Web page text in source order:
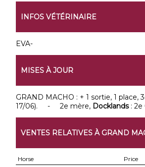
INFOS VÉTÉRINAIRE
EVA-
MISES À JOUR
GRAND MACHO : + 1 sortie, 1 place,
17/06). - 2e mère, Docklands :
VENTES RELATIVES À GRAND
Horse Price